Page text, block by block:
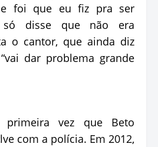
foi que eu fiz pra ser
só disse que não era
o cantor, que ainda diz
dar problema grande
vez que Beto
com a polícia. Em 2012,